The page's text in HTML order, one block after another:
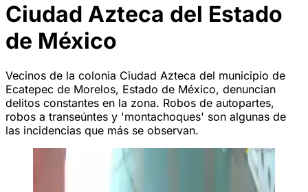
Ciudad Azteca del Estado
de México
Vecinos de la colonia Ciudad Azteca del municipio de
Ecatepec de Morelos, Estado de México, denuncian
delitos constantes en la zona. Robos de autopartes,
robos a transeúntes y 'montachoques' son algunas de
las incidencias que más se observan.